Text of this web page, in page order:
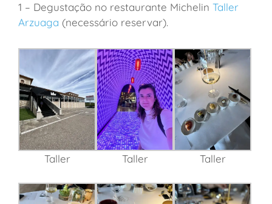
1 – Degustação no restaurante Michelin Taller
Arzuaga (necessário reservar).
Taller Taller Taller